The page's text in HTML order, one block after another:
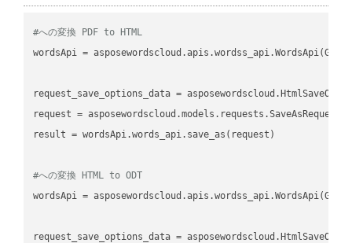
#への変換 PDF to HTML
wordsApi =
request_save_options_data =
request
result = wordsApi.words_api.save_as(request)
#への変換 HTML to ODT
wordsApi =
request_save_options_data =